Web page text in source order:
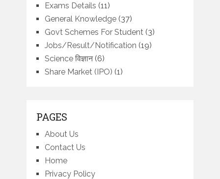
Exams Details (11)
General Knowledge(37)
Govt Schemes For Student (3)
Jobs/Result/Notification (19)
Science विज्ञान(6)
Share Market (IPO) (1)
PAGES
About Us
Contact Us
Home
Privacy Policy